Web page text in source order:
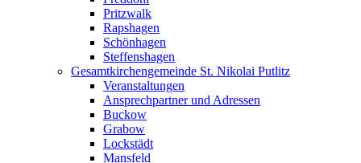
Pritzwalk
Rapshagen
Schönhagen
Steffenshagen
Gesamtkirchengemeinde St. Nikolai Putlitz
Veranstaltungen
Ansprechpartner und Adressen
Buckow
Grabow
Lockstädt
Mansfeld